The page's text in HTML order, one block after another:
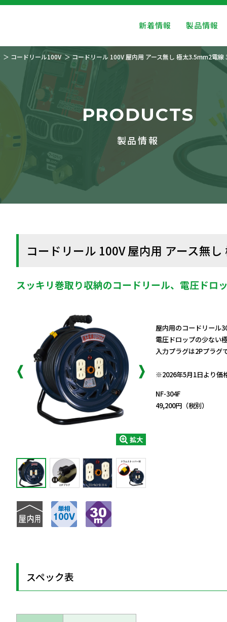
新着情報 製品情報
コードリール100V コードリール 100V 屋内用 アース無し 極太3.5mm2電線
PRODUCTS
製品情報
コードリール 100V 屋内用 アース無
スッキリ巻取り収納のコードリール、電圧ドロ
拡大
屋内用のコードリール
電圧ドロップの少ない
入力プラグは2Pプラグで
※2026年5月1日より価
NF-304F
49,200円（税別）
スペック表